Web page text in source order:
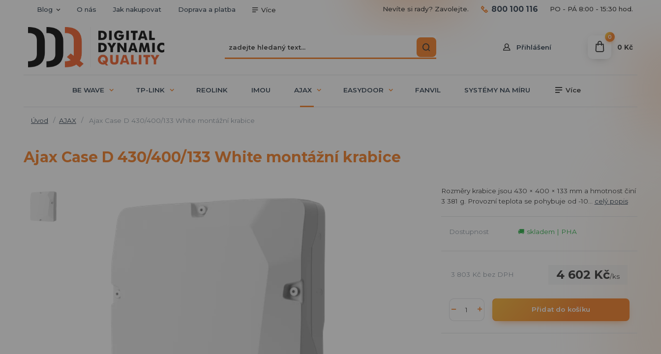
Blog O nás Jak nakupovat Doprava a platba Více
Přihlášení
Nevíte si rady? Zavolejte. 800 100 116 PO - PÁ 8:00 - 15:30 hod.
0
0 Kč
BE WAVE TP-LINK REOLINK IMOU AJAX EASYDOOR FANVIL SYSTÉMY NA MÍRU Více
Úvod AJAX Ajax Case D 430/400/133 White montážní krabice
Ajax Case D 430/400/133 White montážní krabice
Rozměry krabice jsou 430 × 400 × 133 mm a hmotnost činí
3 381 g. Provozní teplota se pohybuje od -10... celý popis
Dostupnost 🚚 skladem | PHA
4 602 Kč/ks
3 803 Kč bez DPH
Přidat do košíku